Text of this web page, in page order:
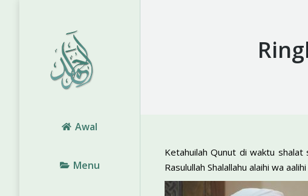
Awal
Menu
Ketahuilah Qunut di waktu shalat
Rasulullah Shalallahu alaihi wa